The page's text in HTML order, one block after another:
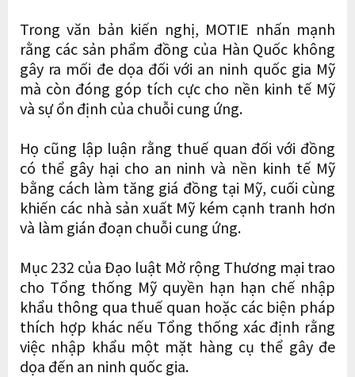
Trong văn bản kiến nghị, MOTIE nhấn mạnh
rằng các sản phẩm đồng của Hàn Quốc không
gây ra mối đe dọa đối với an ninh quốc gia Mỹ
mà còn đóng góp tích cực cho nền kinh tế Mỹ
và sự ổn định của chuỗi cung ứng.
Họ cũng lập luận rằng thuế quan đối với đồng
có thể gây hại cho an ninh và nền kinh tế Mỹ
bằng cách làm tăng giá đồng tại Mỹ, cuối cùng
khiến các nhà sản xuất Mỹ kém cạnh tranh hơn
và làm gián đoạn chuỗi cung ứng.
Mục 232 của Đạo luật Mở rộng Thương mại trao
cho Tổng thống Mỹ quyền hạn hạn chế nhập
khẩu thông qua thuế quan hoặc các biện pháp
thích hợp khác nếu Tổng thống xác định rằng
việc nhập khẩu một mặt hàng cụ thể gây đe
dọa đến an ninh quốc gia.